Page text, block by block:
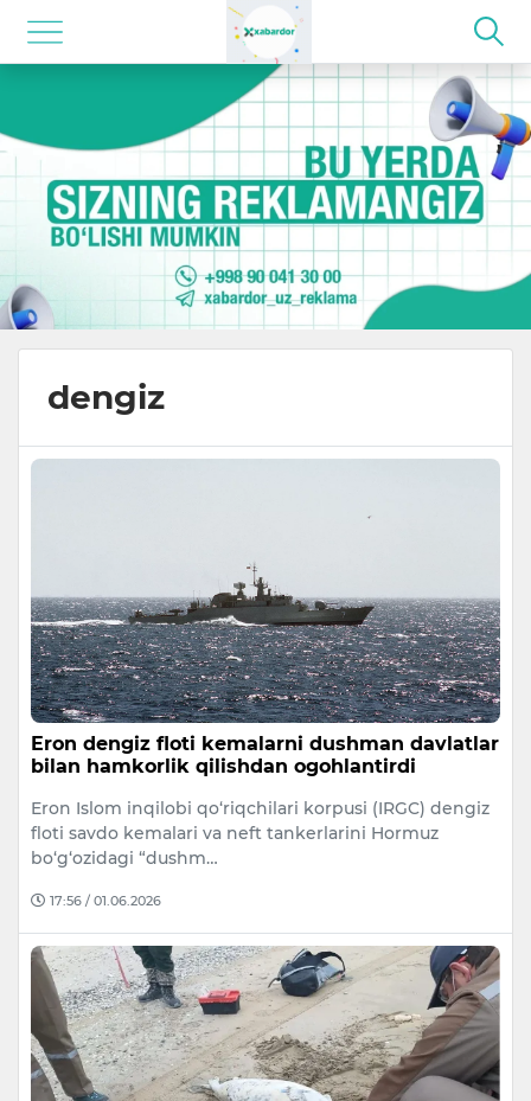
dengiz
Eron dengiz floti kemalarni dushman davlatlar
bilan hamkorlik qilishdan ogohlantirdi
Eron Islom inqilobi qo‘riqchilari korpusi (IRGC) dengiz
floti savdo kemalari va neft tankerlarini Hormuz
bo‘g‘ozidagi “dushm…
17:56 / 01.06.2026